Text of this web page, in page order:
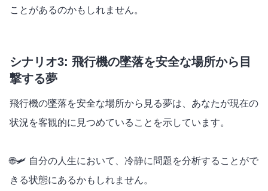
ことがあるのかもしれません。
シナリオ3: 飛行機の墜落を安全な場所から目
撃する夢
飛行機の墜落を安全な場所から見る夢は、あなたが現在の
状況を客観的に見つめていることを示しています。
🌐🛩️ 自分の人生において、冷静に問題を分析することがで
きる状態にあるかもしれません。